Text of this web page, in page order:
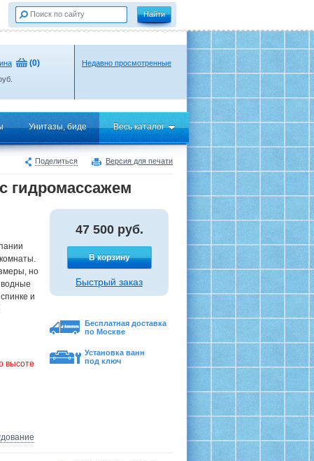
(0) Недавно просмотренные
Унитазы, биде Весь каталог
Поделиться Версия для печати
гидромассажем
но
и
высоте
47 500 руб.
В корзину
Быстрый заказ
Бесплатная доставка
по Москве
Установка ванн
под ключ